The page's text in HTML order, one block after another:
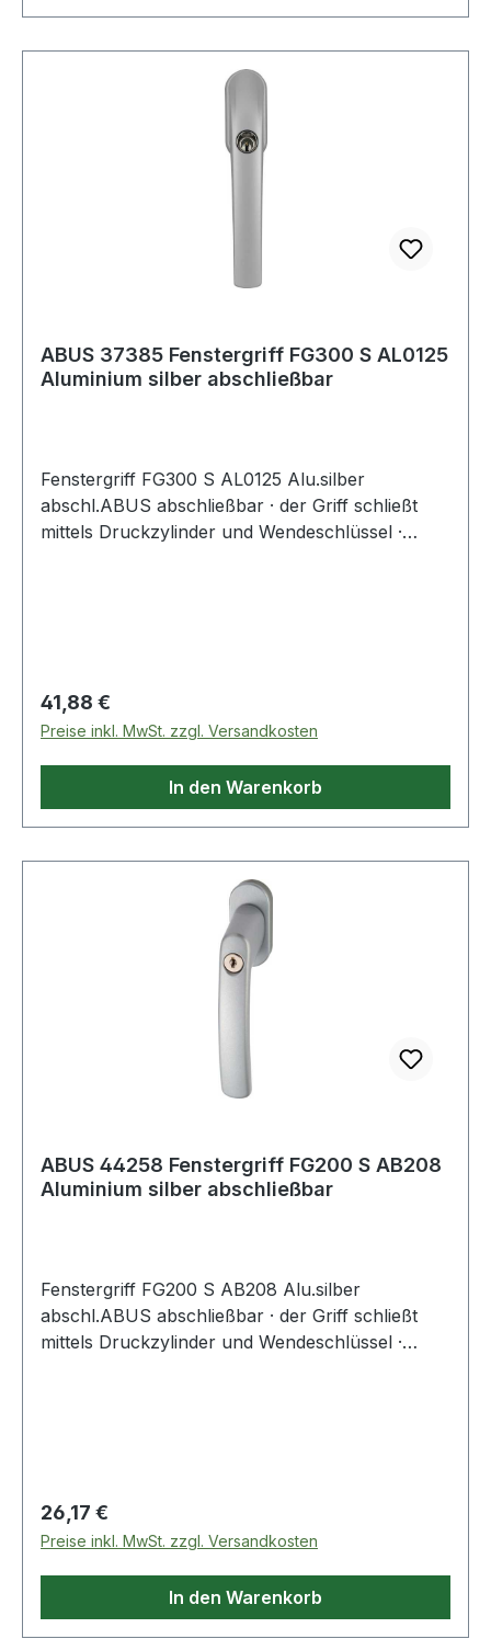
ABUS 37385 Fenstergriff FG300 S AL0125
Aluminium silber abschließbar
Fenstergriff FG300 S AL0125 Alu.silber
abschl.ABUS abschließbar · der Griff schließt
mittels Druckzylinder und Wendeschlüssel ·
Regulärer Preis:
41,88 €
Preise inkl. MwSt. zzgl. Versandkosten
In den Warenkorb
ABUS 44258 Fenstergriff FG200 S AB208
Aluminium silber abschließbar
Fenstergriff FG200 S AB208 Alu.silber
abschl.ABUS abschließbar · der Griff schließt
mittels Druckzylinder und Wendeschlüssel ·
Regulärer Preis:
26,17 €
Preise inkl. MwSt. zzgl. Versandkosten
In den Warenkorb